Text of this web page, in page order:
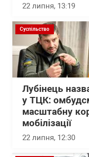
22 липня, 13:19
Суспільство
Лубінець
у ТЦК:
масштабну
мобілізації
22 липня, 12:30